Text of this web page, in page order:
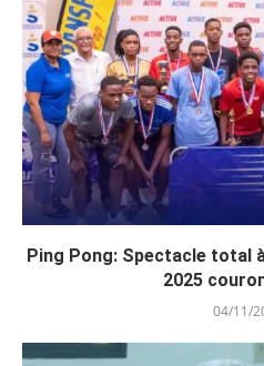
Ping Pong: Spectacle total
2025
04/11/